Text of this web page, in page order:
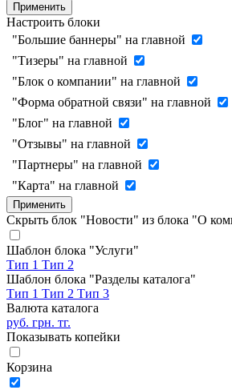
Применить
Настроить блоки
"Большие баннеры" на главной
"Тизеры" на главной
"Блок о компании" на главной
"Форма обратной связи" на главной
"Блог" на главной
"Отзывы" на главной
"Партнеры" на главной
"Карта" на главной
Применить
Скрыть блок "Новости" из блока "О
Шаблон блока "Услуги"
Тип 1 Тип 2
Шаблон блока "Разделы каталога"
Тип 1 Тип 2 Тип 3
Валюта каталога
руб. грн. тг.
Показывать копейки
Корзина